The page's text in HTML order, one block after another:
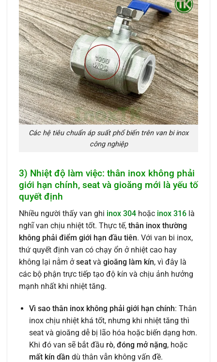
Các hệ tiêu chuẩn áp suất phổ biến trên van bi inox
công nghiệp
3) Nhiệt độ làm việc: thân inox không phải
giới hạn chính, seat và gioăng mới là yếu tố
quyết định
Nhiều người thấy van ghi inox 304 hoặc inox 316 là
nghĩ van chịu nhiệt tốt. Thực tế, thân inox thường
không phải điểm giới hạn đầu tiên. Với van bi inox,
thứ quyết định van có chạy ổn ở nhiệt cao hay
không lại nằm ởseat và gioăng làm kín, vì đây là
các bộ phận trực tiếp tạo độ kín và chịu ảnh hưởng
mạnh nhất khi nhiệt tăng.
Vì sao thân inox không phải giới hạn chính: Thân
inox chịu nhiệt khá tốt, nhưng khi nhiệt tăng thì
seat và gioăng dễ bị lão hóa hoặc biến dạng hơn.
Khi đó van sẽ bắt đầu rò, đóng mở nặng, hoặc
mất kín dần dù thân vẫn không vấn đề.